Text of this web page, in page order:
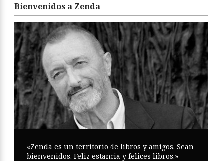
Bienvenidos a Zenda
«Zenda es un territorio de libros y amigos. Sean
bienvenidos. Feliz estancia y felices libros.»